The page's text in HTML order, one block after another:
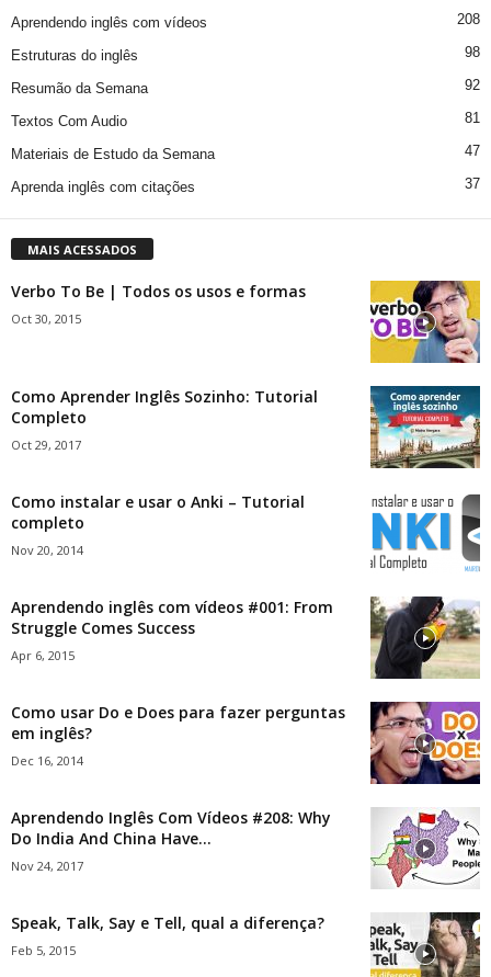
Aprendendo inglês com vídeos 208
Estruturas do inglês 98
Resumão da Semana 92
Textos Com Audio 81
Materiais de Estudo da Semana 47
Aprenda inglês com citações 37
MAIS ACESSADOS
Verbo To Be | Todos os usos e formas
Oct 30, 2015
Como Aprender Inglês Sozinho: Tutorial
Completo
Oct 29, 2017
Como instalar e usar o Anki – Tutorial
completo
Nov 20, 2014
Aprendendo inglês com vídeos #001: From
Struggle Comes Success
Apr 6, 2015
Como usar Do e Does para fazer perguntas
em inglês?
Dec 16, 2014
Aprendendo Inglês Com Vídeos #208: Why
Do India And China Have...
Nov 24, 2017
Speak, Talk, Say e Tell, qual a diferença?
Feb 5, 2015